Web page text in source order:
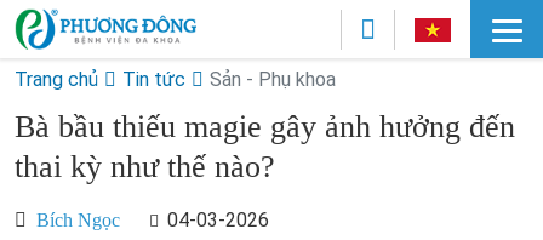
Trang chủ Tin tức Sản - Phụ khoa
Bà bầu thiếu magie gây ảnh hưởng đến
thai kỳ như thế nào?
Bích Ngọc 04-03-2026